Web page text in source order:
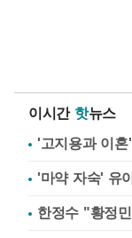
이시간 핫뉴스
'고지용과 이
'마약 자숙' 유
한정수 "황정